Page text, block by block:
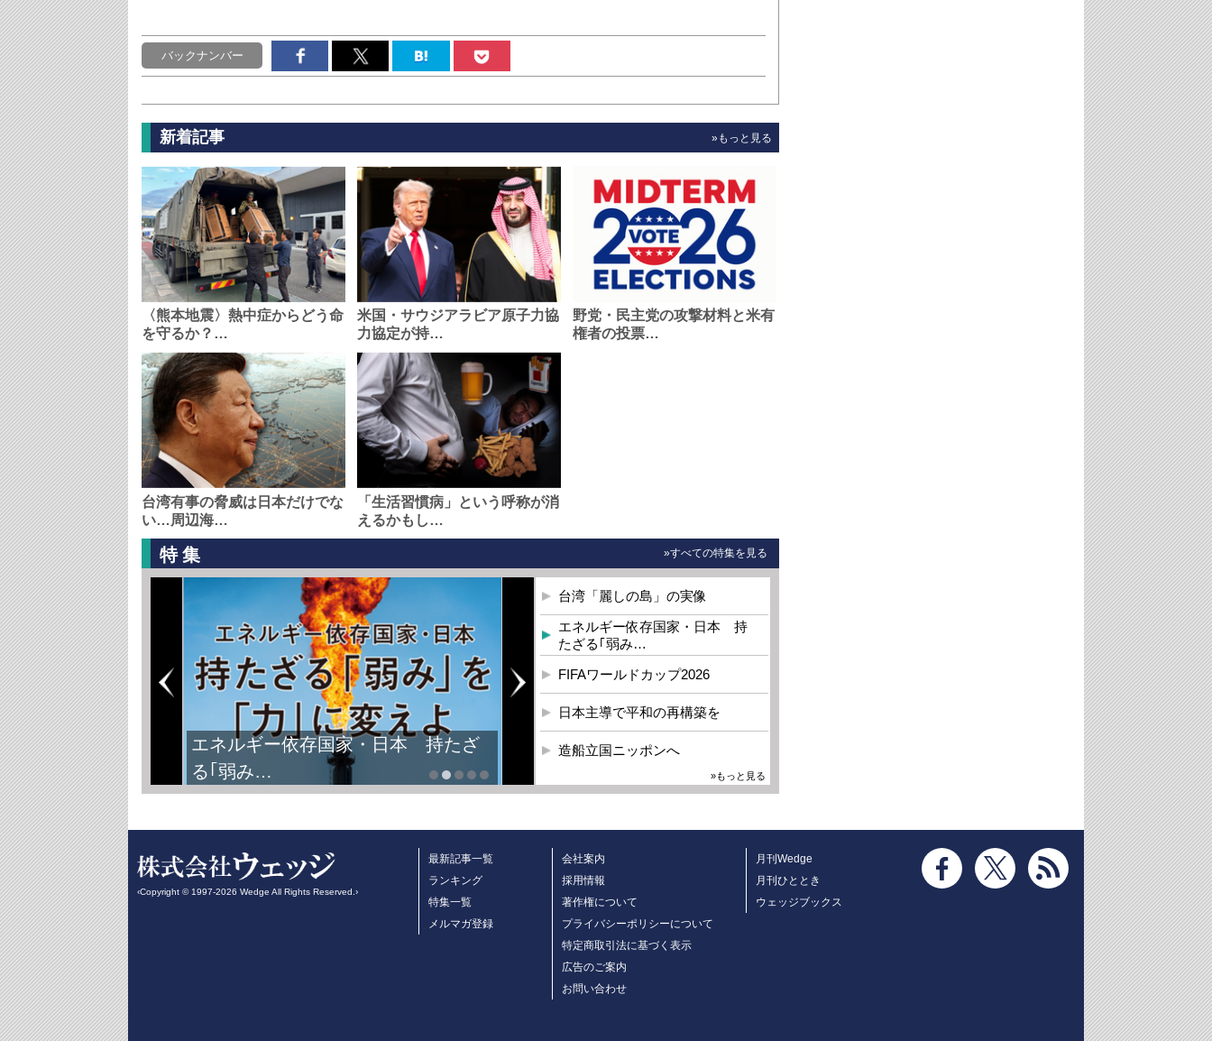
バックナンバー
新着記事 »もっと見る
〈熊本地震〉熱中症からどう命
を守るか？…
米国・サウジアラビア原子力協
力協定が持…
野党・民主党の攻撃材料と米有
権者の投票…
台湾有事の脅威は日本だけでな
い…周辺海…
「生活習慣病」という呼称が消
えるかもし…
特集 »すべての特集を見る
エネルギー依存国家・日本 持たざ
る｢弱み…
台湾「麗しの島」の実像
エネルギー依存国家・日本 持
たざる｢弱み…
FIFAワールドカップ2026
日本主導で平和の再構築を
造船立国ニッポンへ
»もっと見る
‹Copyright © 1997-2026 Wedge All Rights Reserved.›
最新記事一覧
ランキング
特集一覧
メルマガ登録
会社案内
採用情報
著作権について
プライバシーポリシーについて
特定商取引法に基づく表示
広告のご案内
お問い合わせ
月刊Wedge
月刊ひととき
ウェッジブックス